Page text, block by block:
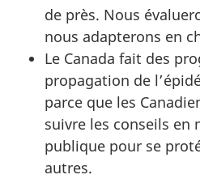
de près. Nous
nous adapterons en
Le Canada fait des
propagation de
parce que les
suivre les conseils en
publique pour se
autres.